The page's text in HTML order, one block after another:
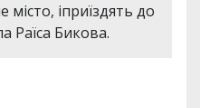
іприїздять до
Раїса Бикова.